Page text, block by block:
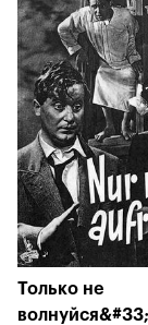
Только не